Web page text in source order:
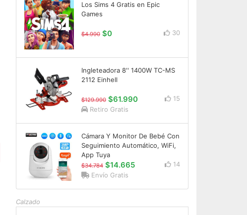
Los Sims 4 Gratis en Epic
Games
$4.990 $0 30
Ingleteadora 8'' 1400W TC-MS
2112 Einhell
$129.990 $61.990
15
Retiro Gratis
Cámara Y Monitor De Bebé Con
Seguimiento Automático, WiFi,
App Tuya
$34.784 $14.665
14
Envío Gratis
Calzado